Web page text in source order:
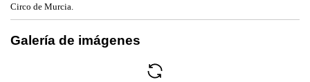
Circo de Murcia.
Galería de imágenes